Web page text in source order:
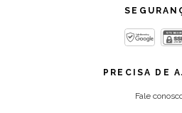
PRECISA DE
Fale